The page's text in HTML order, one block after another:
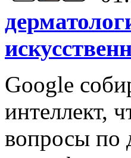
Google
интеллект,
вопросы по